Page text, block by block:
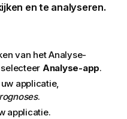
en te analyseren.
van hetAnalyse-
Analyse-app.
applicatie,
.
applicatie.